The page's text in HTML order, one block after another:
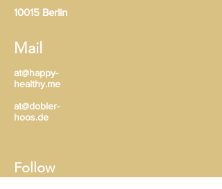
10015 Berlin
Mail
at@happy-
healthy.me
at@dobler-
hoos.de
Follow